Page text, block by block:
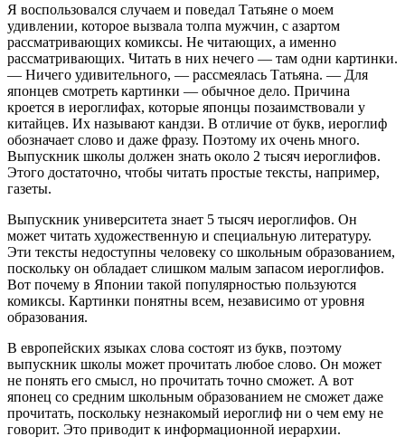
Я воспользовался случаем и поведал Татьяне о моем
удивлении, которое вызвала толпа мужчин, с азартом
рассматривающих комиксы. Не читающих, а именно
рассматривающих. Читать в них нечего — там одни картинки.
— Ничего удивительного, — рассмеялась Татьяна. — Для
японцев смотреть картинки — обычное дело. Причина
кроется в иероглифах, которые японцы позаимствовали у
китайцев. Их называют кандзи. В отличие от букв, иероглиф
обозначает слово и даже фразу. Поэтому их очень много.
Выпускник школы должен знать около 2 тысяч иероглифов.
Этого достаточно, чтобы читать простые тексты, например,
газеты.
Выпускник университета знает 5 тысяч иероглифов. Он
может читать художественную и специальную литературу.
Эти тексты недоступны человеку со школьным образованием,
поскольку он обладает слишком малым запасом иероглифов.
Вот почему в Японии такой популярностью пользуются
комиксы. Картинки понятны всем, независимо от уровня
образования.
В европейских языках слова состоят из букв, поэтому
выпускник школы может прочитать любое слово. Он может
не понять его смысл, но прочитать точно сможет. А вот
японец со средним школьным образованием не сможет даже
прочитать, поскольку незнакомый иероглиф ни о чем ему не
говорит. Это приводит к информационной иерархии.